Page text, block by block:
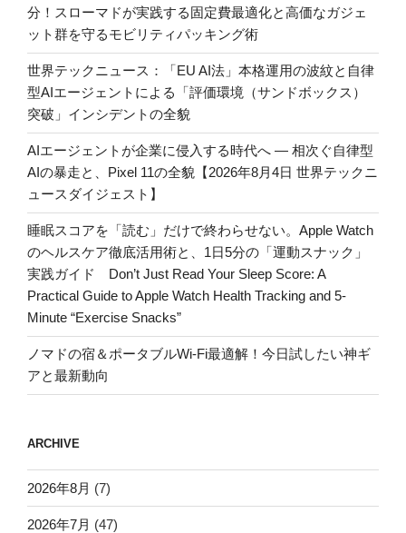
分！スローマドが実践する固定費最適化と高価なガジェ
ット群を守るモビリティパッキング術
世界テックニュース：「EU AI法」本格運用の波紋と自律
型AIエージェントによる「評価環境（サンドボックス）
突破」インシデントの全貌
AIエージェントが企業に侵入する時代へ — 相次ぐ自律型
AIの暴走と、Pixel 11の全貌【2026年8月4日 世界テックニ
ュースダイジェスト】
睡眠スコアを「読む」だけで終わらせない。Apple Watch
のヘルスケア徹底活用術と、1日5分の「運動スナック」
実践ガイド Don’t Just Read Your Sleep Score: A
Practical Guide to Apple Watch Health Tracking and 5-
Minute “Exercise Snacks”
ノマドの宿＆ポータブルWi-Fi最適解！今日試したい神ギ
アと最新動向
ARCHIVE
2026年8月 (7)
2026年7月 (47)